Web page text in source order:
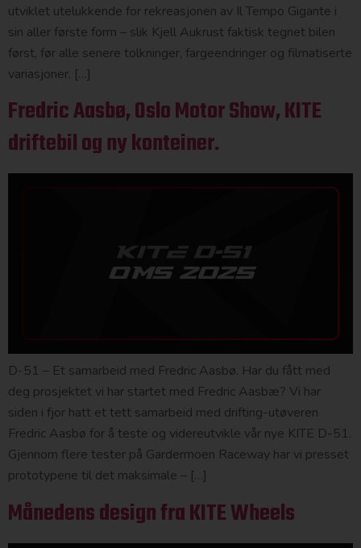
utviklet utelukkende for rekreasjonen av Il Tempo Gigante i
sin aller første form – slik Kjell Aukrust faktisk tegnet bilen
først, før alle senere tolkninger, fargeendringer og filmatiserte
variasjoner. […]
Fredric Aasbø, Oslo Motor Show, KITE
driftebil og ny konteiner.
D-51 – Et samarbeid med Fredric Aasbø. Har du fått med
deg prosjektet vi har startet med Fredric Aasbæ? Vi har
siden i fjor hatt et tett samarbeid med drifting-utøveren
Fredric Aasbø for å teste og videreutvikle vår nye KITE D-51.
Gjennom flere tester på Gardermoen Raceway har vi presset
prototypene til det maksimale – […]
Månedens design fra KITE Wheels